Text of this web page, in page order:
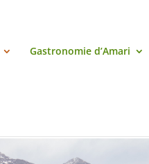
Gastronomie d’Amari